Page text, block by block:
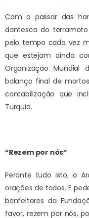
Com o passar das
dantesca do
pelo tempo cada vez
que estejam ainda
Organização
balanço final de
contabilização que
Turquia.
“Rezem por nós”
Perante tudo isto, o
orações de todos. E
benfeitores da
favor, rezem por nós,